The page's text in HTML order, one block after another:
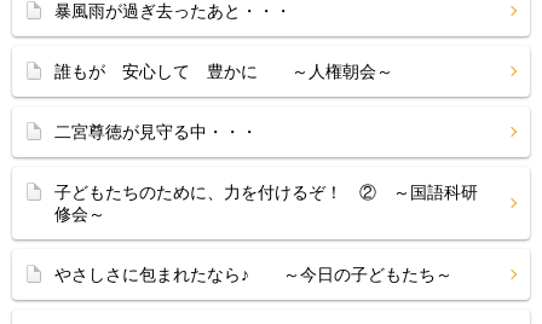
暴風雨が過ぎ去ったあと・・・
誰もが 安心して 豊かに ～人権朝会～
二宮尊徳が見守る中・・・
子どもたちのために、力を付けるぞ！ ② ～国語科研
修会～
やさしさに包まれたなら♪ ～今日の子どもたち～